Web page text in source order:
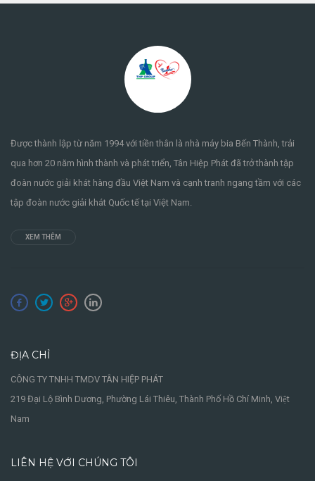
Được thành lập từ năm 1994 với tiền thân là nhà máy bia Bến Thành, trải
qua hơn 20 năm hình thành và phát triển, Tân Hiệp Phát đã trở thành tập
đoàn nước giải khát hàng đầu Việt Nam và cạnh tranh ngang tầm với các
tập đoàn nước giải khát Quốc tế tại Việt Nam.
XEM THÊM
ĐỊA CHỈ
CÔNG TY TNHH TMDV TÂN HIỆP PHÁT
219 Đại Lộ Bình Dương, Phường Lái Thiêu, Thành Phố Hồ Chí Minh, Việt
Nam
LIÊN HỆ VỚI CHÚNG TÔI